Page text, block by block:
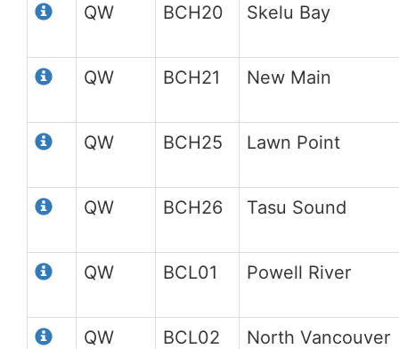
QW BCH20 Skelu Bay
QW BCH21 New Main
QW BCH25 Lawn Point
QW BCH26 Tasu Sound
QW BCL01 Powell River
QW BCL02 North Vancouver